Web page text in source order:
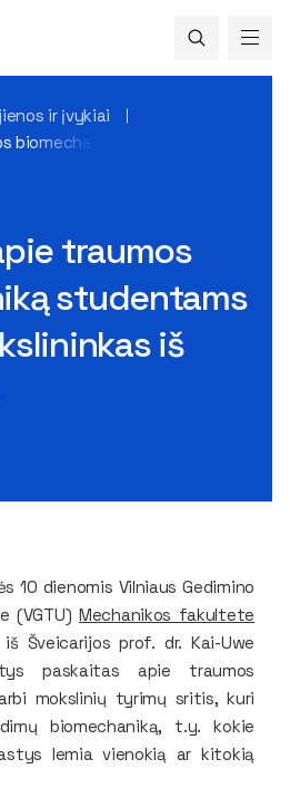
ir įvykiai
biomechaniką studentams skaitys
traumos
studentams
iš
10 dienomis Vilniaus Gedimino
(VGTU) Mechanikos fakultete
Šveicarijos prof. dr. Kai-Uwe
paskaitas apie traumos
mokslinių tyrimų sritis, kuri
biomechaniką, t.y. kokie
lemia vienokią ar kitokią